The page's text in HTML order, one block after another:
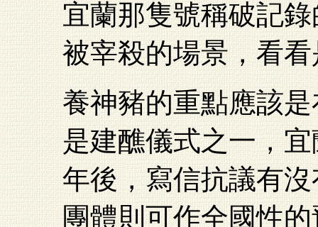
宜蘭那隻號稱破記
被宰殺的場景，看
養神豬的重點應該
是建醮儀式之一，
年後，寫信抗議有
團體則可作全國性